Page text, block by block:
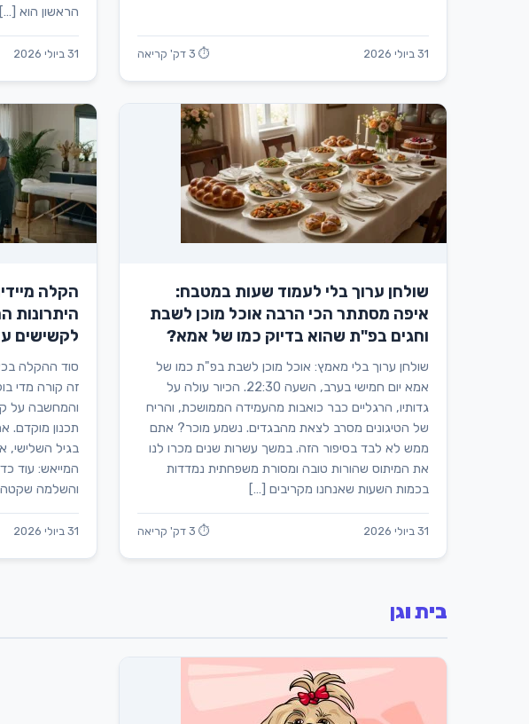
31 ביולי 2026 ⏱ 3 דק' קריאה
הראשון הוא […]
31 ביולי 2026
שולחן ערוך בלי לעמוד שעות במטבח:
איפה מסתתר הכי הרבה אוכל מוכן לשבת
וחגים בפ"ת שהוא בדיוק כמו של אמא?
שולחן ערוך בלי מאמץ: אוכל מוכן לשבת בפ"ת כמו של
אמא יום חמישי בערב, השעה 22:30. הכיור עולה על
גדותיו, הרגליים כבר כואבות מהעמידה הממושכת, והריח
של הטיגונים מסרב לצאת מהבגדים. נשמע מוכר? אתם
ממש לא לבד בסיפור הזה. במשך עשרות שנים מכרו לנו
את המיתוס שהורות טובה ומסורת משפחתית נמדדות
בכמות השעות שאנחנו מקריבים […]
31 ביולי 2026 ⏱ 3 דק' קריאה
הקלה
היתרונות
לקשישים
סוד ההקלה
זה קורה מדי
והמחשבה על
תכנון מוקדם.
בגיל השלישי,
המייאש: עוד
והשלמה שקטה
31 ביולי 2026
בית וגן